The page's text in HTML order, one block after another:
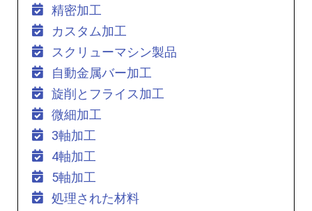
精密加工
カスタム加工
スクリューマシン製品
自動金属バー加工
旋削とフライス加工
微細加工
3軸加工
4軸加工
5軸加工
処理された材料